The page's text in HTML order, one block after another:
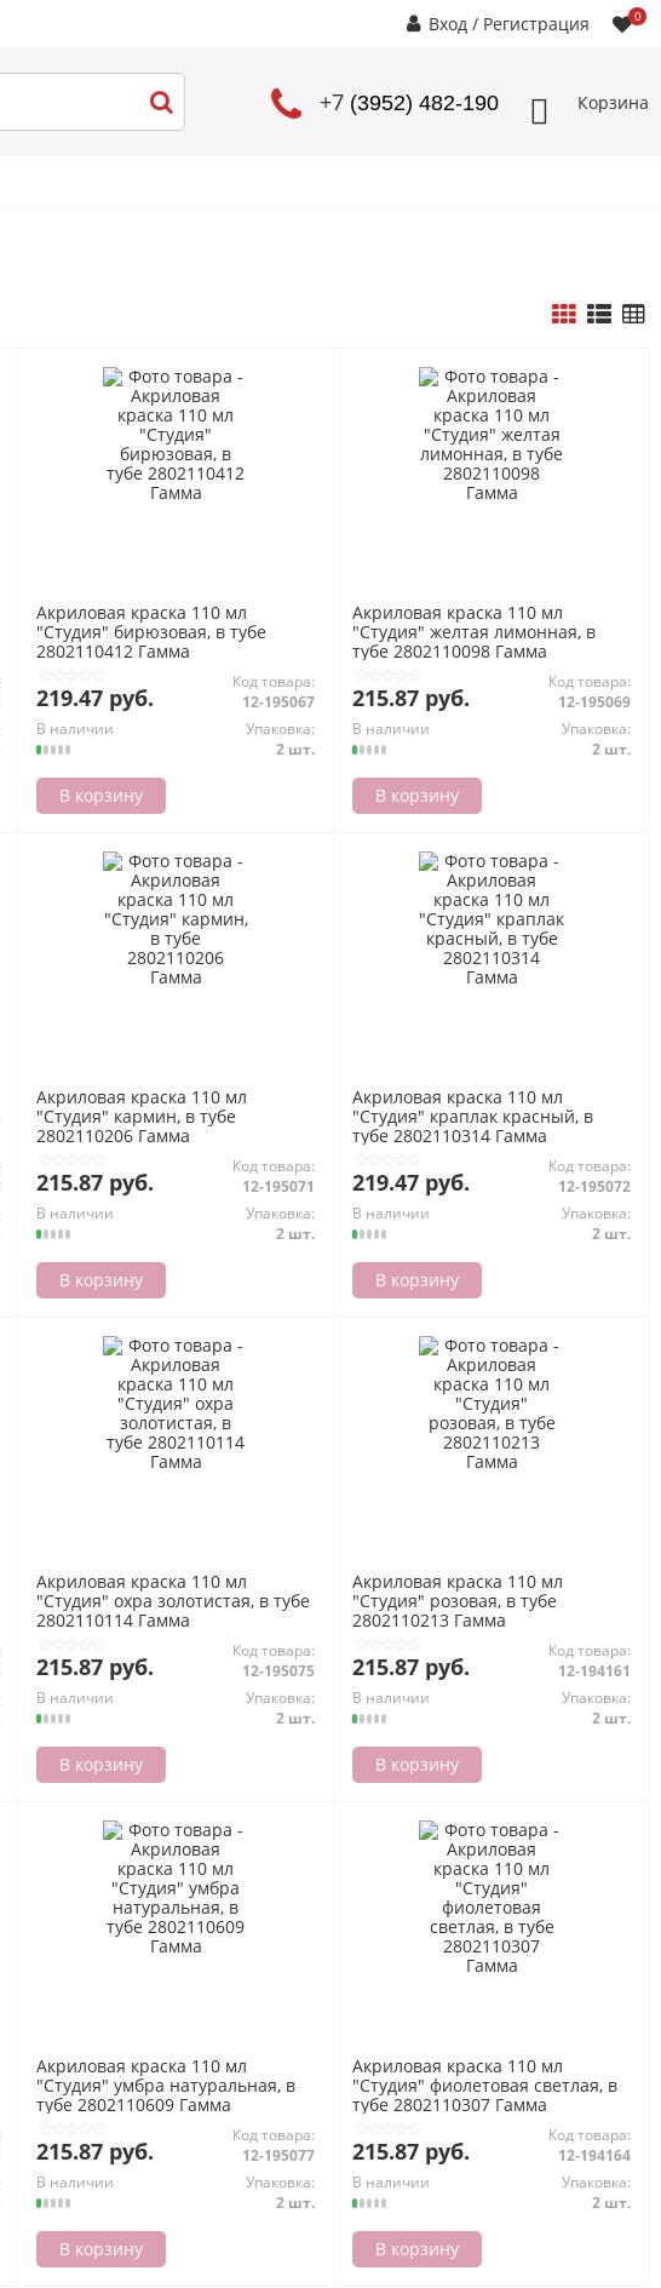
Вход / Регистрация 0
+7 (3952) 482-190 Корзина
Акриловая краска 110 мл
"Студия" бирюзовая, в тубе
2802110412 Гамма
219.47 руб.
Код товара:
12-195067
В наличии
Упаковка:
2 шт.
В корзину
Акриловая краска 110 мл
"Студия" желтая лимонная, в
тубе 2802110098 Гамма
215.87 руб.
Код товара:
12-195069
В наличии
Упаковка:
2 шт.
В корзину
Акриловая краска 110 мл
"Студия" кармин, в тубе
2802110206 Гамма
215.87 руб.
Код товара:
12-195071
В наличии
Упаковка:
2 шт.
В корзину
Акриловая краска 110 мл
"Студия" краплак красный, в
тубе 2802110314 Гамма
219.47 руб.
Код товара:
12-195072
В наличии
Упаковка:
2 шт.
В корзину
Акриловая краска 110 мл
"Студия" охра золотистая, в тубе
2802110114 Гамма
215.87 руб.
Код товара:
12-195075
В наличии
Упаковка:
2 шт.
В корзину
Акриловая краска 110 мл
"Студия" розовая, в тубе
2802110213 Гамма
215.87 руб.
Код товара:
12-194161
В наличии
Упаковка:
2 шт.
В корзину
Акриловая краска 110 мл
"Студия" умбра натуральная, в
тубе 2802110609 Гамма
215.87 руб.
Код товара:
12-195077
В наличии
Упаковка:
2 шт.
В корзину
Акриловая краска 110 мл
"Студия" фиолетовая светлая, в
тубе 2802110307 Гамма
215.87 руб.
Код товара:
12-194164
В наличии
Упаковка:
2 шт.
В корзину